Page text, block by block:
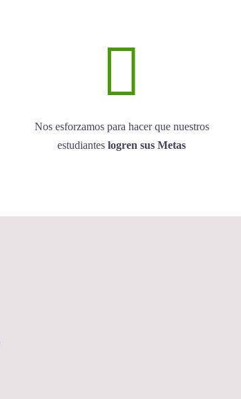
Nos esforzamos para hacer que nuestros
estudianteslogren sus Metas